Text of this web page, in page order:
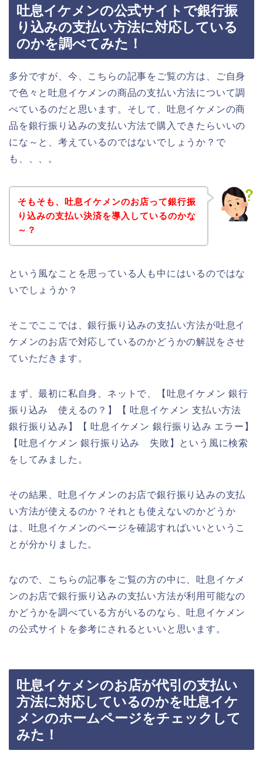
吐息イケメンの公式サイトで銀行振
り込みの支払い方法に対応している
のかを調べてみた！
多分ですが、今、こちらの記事をご覧の方は、ご自身
で色々と吐息イケメンの商品の支払い方法について調
べているのだと思います。そして、吐息イケメンの商
品を銀行振り込みの支払い方法で購入できたらいいの
にな～と、考えているのではないでしょうか？で
も、、、。
そもそも、吐息イケメンのお店って銀行振
り込みの支払い決済を導入しているのかな
～？
という風なことを思っている人も中にはいるのではな
いでしょうか？
そこでここでは、銀行振り込みの支払い方法が吐息イ
ケメンのお店で対応しているのかどうかの解説をさせ
ていただきます。
まず、最初に私自身、ネットで、【吐息イケメン 銀行
振り込み 使えるの？】【 吐息イケメン 支払い方法
銀行振り込み】【 吐息イケメン 銀行振り込み エラー】
【吐息イケメン 銀行振り込み 失敗】という風に検索
をしてみました。
その結果、吐息イケメンのお店で銀行振り込みの支払
い方法が使えるのか？それとも使えないのかどうか
は、吐息イケメンのページを確認すればいいというこ
とが分かりました。
なので、こちらの記事をご覧の方の中に、吐息イケメ
ンのお店で銀行振り込みの支払い方法が利用可能なの
かどうかを調べている方がいるのなら、吐息イケメン
の公式サイトを参考にされるといいと思います。
吐息イケメンのお店が代引の支払い
方法に対応しているのかを吐息イケ
メンのホームページをチェックして
みた！